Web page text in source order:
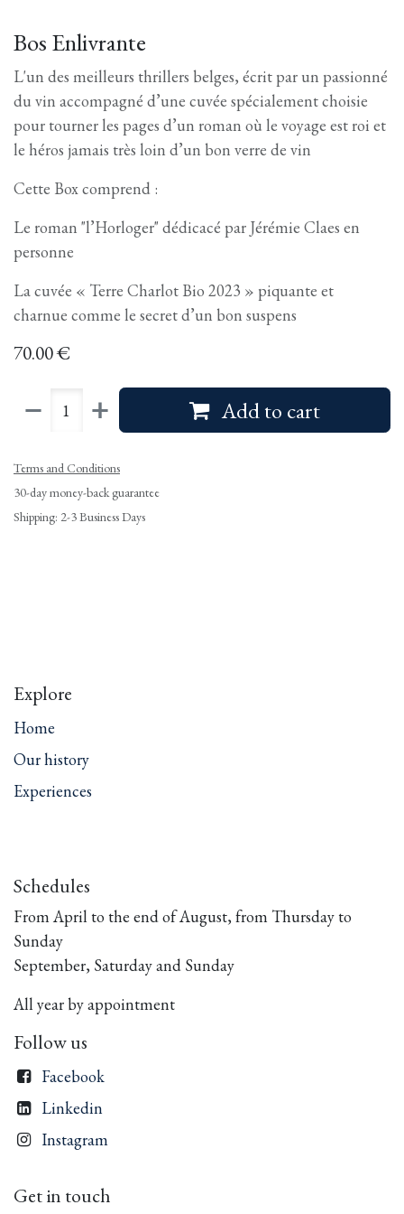
Bos Enlivrante
L'un des meilleurs thrillers belges, écrit par un passionné
du vin accompagné d’une cuvée spécialement choisie
pour tourner les pages d’un roman où le voyage est roi et
le héros jamais très loin d’un bon verre de vin
Cette Box comprend :
Le roman "l’Horloger" dédicacé par Jérémie Claes en
personne
La cuvée « Terre Charlot Bio 2023 » piquante et
charnue comme le secret d’un bon suspens
70.00€
Add to cart
Terms and Conditions
30-day money-back guarantee
Shipping: 2-3 Business Days
Explore
Home
Our history
Experiences
Schedules
From April to the end of August, from Thursday to
Sunday
September, Saturday and Sunday
All year by appointment
Follow us
Facebook
Linkedin
Instagram
Get in touch